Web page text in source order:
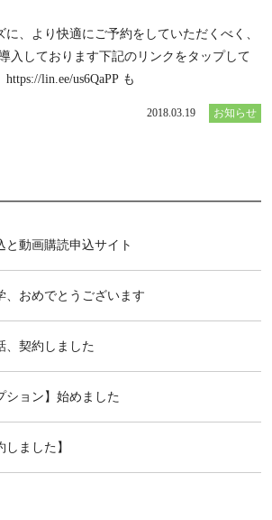
、より快適にご予約をしていただくべく、
入しております下記のリンクをタップして
lin.ee/us6QaPP も
2018.03.19 お知らせ
と動画購読申込サイト
、おめでとうございます
、契約しました
ション】始めました
しました】